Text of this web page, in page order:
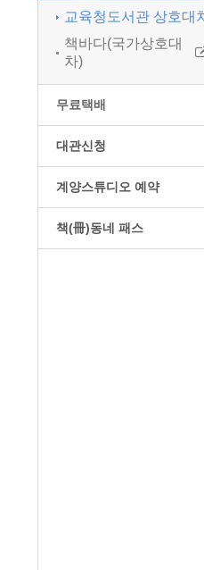
교육청도서관 상호대
책바다(국가상호대
차)
무료택배
대관신청
계양스튜디오 예약
책(冊)동네 패스